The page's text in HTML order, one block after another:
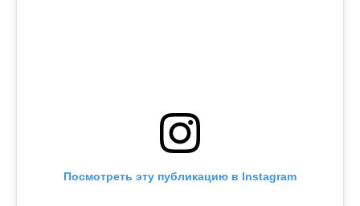
Посмотреть эту публикацию в Instagram